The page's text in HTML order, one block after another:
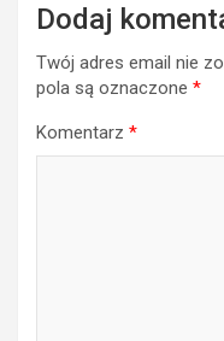
Dodaj
Twój adres email nie
pola są oznaczone *
Komentarz *